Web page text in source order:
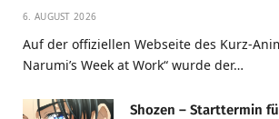
6. AUGUST 2026
Auf der offiziellen Webseite des Kurz-
Narumi’s Week at Work“ wurde der…
Shozen – Starttermin